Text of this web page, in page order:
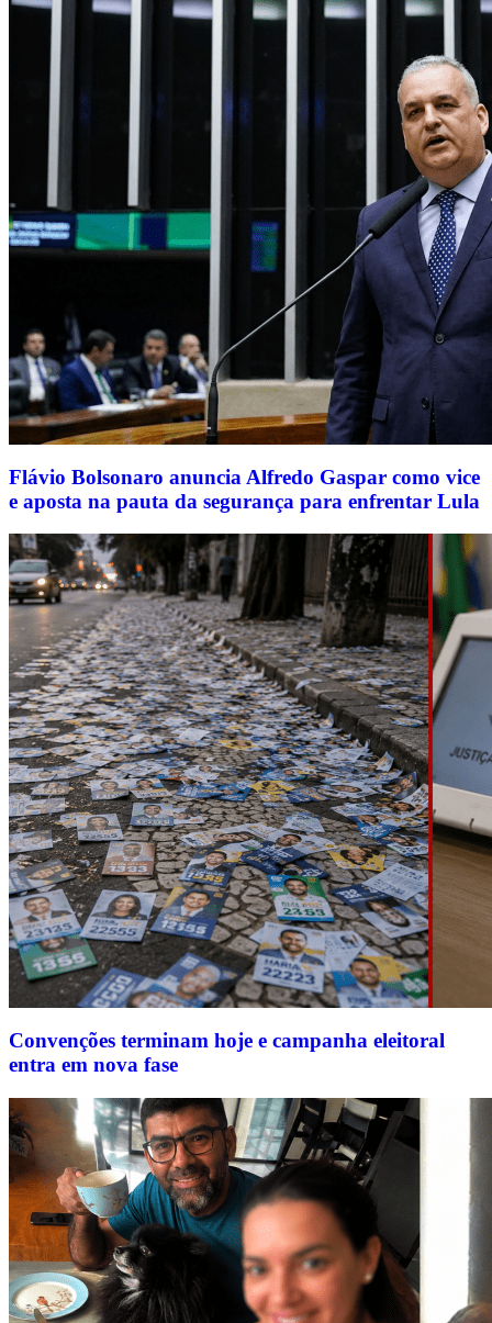
Flávio Bolsonaro anuncia Alfredo Gaspar como vice
e aposta na pauta da segurança para enfrentar Lula
Convenções terminam hoje e campanha eleitoral
entra em nova fase